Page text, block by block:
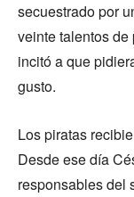
secuestrado por
veinte talentos
incitó a que
gusto.
Los piratas
Desde ese día
responsables del